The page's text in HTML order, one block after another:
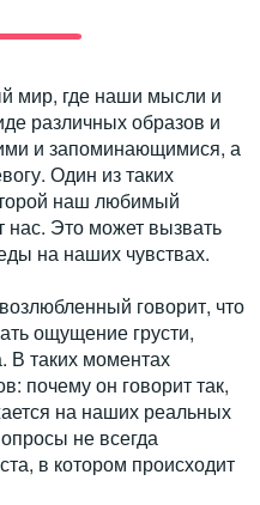
мир, где наши мысли и
различных образов и
и запоминающимися, а
Один из таких
наш любимый
нас. Это может вызвать
на наших чувствах.
говорит, что
ощущение грусти,
В таких моментах
почему он говорит так,
на наших реальных
не всегда
в котором происходит